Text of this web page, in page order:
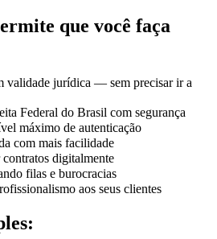
que você faça
validade jurídica — sem precisar ir a
Federal do Brasil com segurança
máximo de autenticação
com mais facilidade
digitalmente
filas e burocracias
aos seus clientes